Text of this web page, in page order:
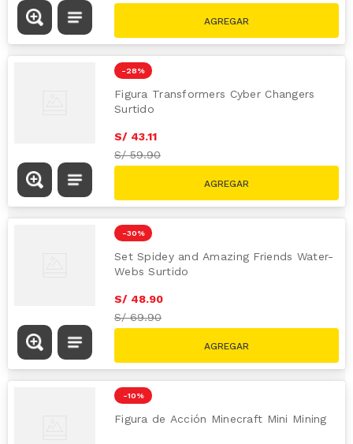
-28 %
Figura Transformers Cyber Changers
Surtido
S/ 43.11
S/59.90
-30 %
Set Spidey and Amazing Friends Water-
Webs Surtido
S/ 48.90
S/69.90
-10 %
Figura de Acción Minecraft Mini Mining